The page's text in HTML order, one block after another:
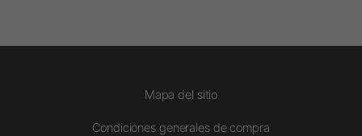
Mapa del sitio
Condiciones generales de compra